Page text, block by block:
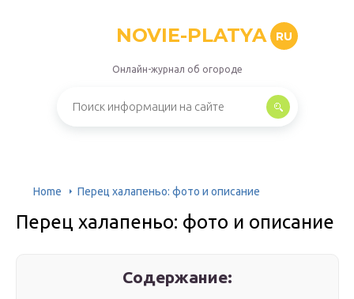
NOVIE-PLATYA RU
Онлайн-журнал об огороде
Home Перец халапеньо: фото и описание
Перец халапеньо: фото и описание
Содержание: